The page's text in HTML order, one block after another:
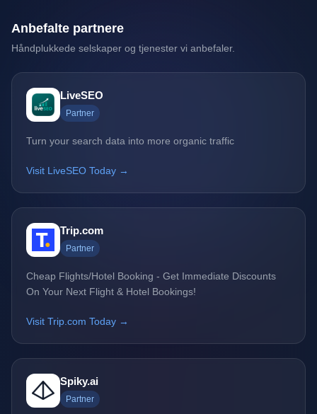
Anbefalte partnere
Håndplukkede selskaper og tjenester vi anbefaler.
LiveSEO
Partner
Turn your search data into more organic traffic
Visit LiveSEO Today →
Trip.com
Partner
Cheap Flights/Hotel Booking - Get Immediate Discounts
On Your Next Flight & Hotel Bookings!
Visit Trip.com Today →
Spiky.ai
Partner